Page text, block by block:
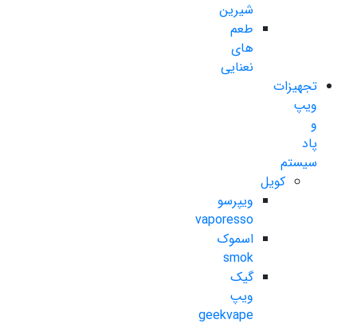
شیرین
طعم
های
نعنایی
تجهیزات
ویپ
و
پاد
سیستم
کویل
ویپرسو
vaporesso
اسموک
smok
گیک
ویپ
geekvape